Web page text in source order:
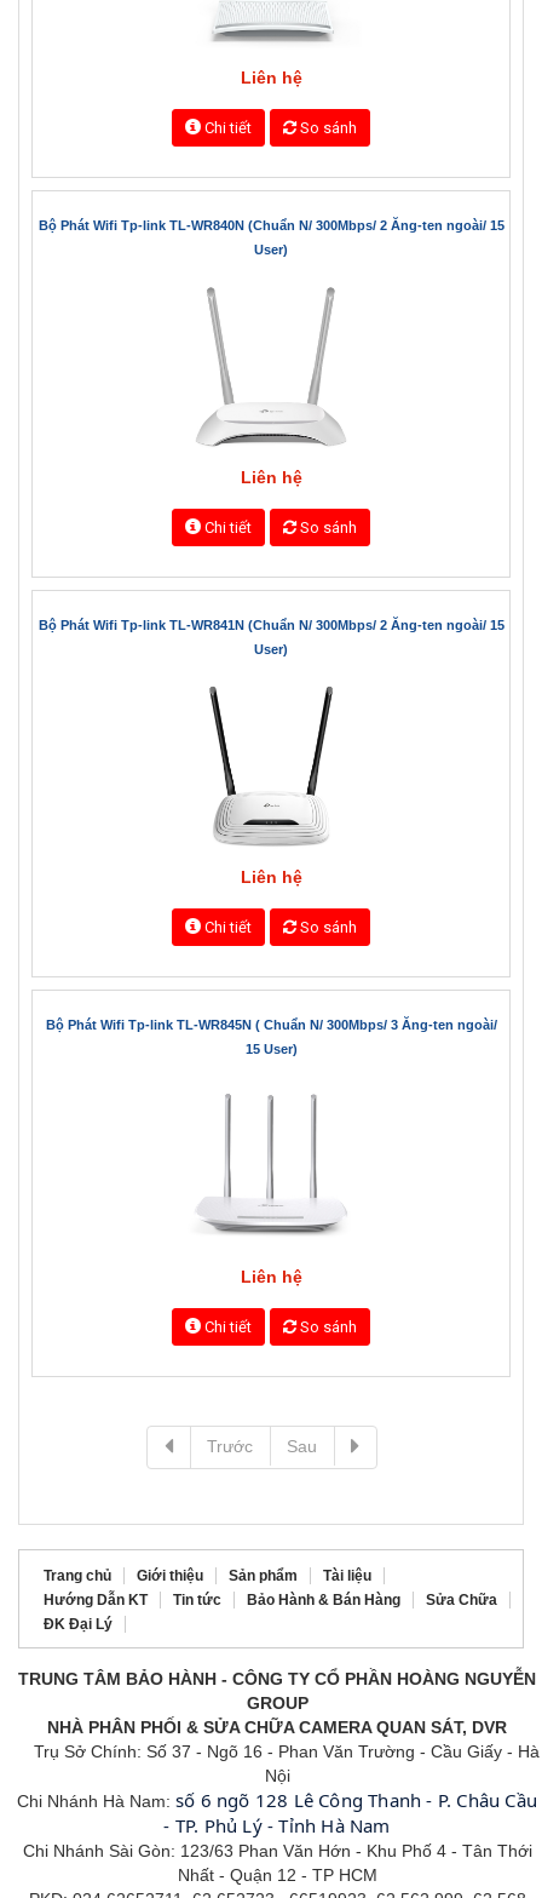
Liên hệ
Chi tiết So sánh
Bộ Phát Wifi Tp-link TL-WR840N (Chuẩn N/ 300Mbps/ 2 Ăng-ten ngoài/ 15
User)
Liên hệ
Chi tiết So sánh
Bộ Phát Wifi Tp-link TL-WR841N (Chuẩn N/ 300Mbps/ 2 Ăng-ten ngoài/ 15
User)
Liên hệ
Chi tiết So sánh
Bộ Phát Wifi Tp-link TL-WR845N ( Chuẩn N/ 300Mbps/ 3 Ăng-ten ngoài/
15 User)
Liên hệ
Chi tiết So sánh
Trước Sau
Trang chủ Giới thiệu Sản phẩm
Tài liệu
Hướng Dẫn KT
Tin tức Bảo Hành & Bán Hàng
Sửa Chữa
ĐK Đại Lý
TRUNG TÂM BẢO HÀNH - CÔNG TY CỔ PHẦN HOÀNG NGUYỄN
GROUP
NHÀ PHÂN PHỐI & SỬA CHỮA CAMERA QUAN SÁT, DVR
Trụ Sở Chính: Số 37 - Ngõ 16 - Phan Văn Trường - Cầu Giấy - Hà
Nội
Chi Nhánh Hà Nam: số 6 ngõ 128 Lê Công Thanh - P. Châu Cầu
- TP. Phủ Lý - Tỉnh Hà Nam
Chi Nhánh Sài Gòn: 123/63 Phan Văn Hớn - Khu Phố 4 - Tân Thới
Nhất - Quận 12 - TP HCM